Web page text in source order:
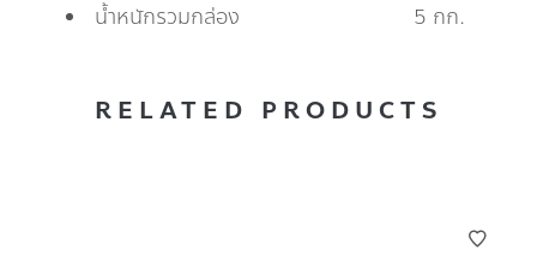
น้ำหนักรวมกล่อง 5 กก.
RELATED PRODUCTS